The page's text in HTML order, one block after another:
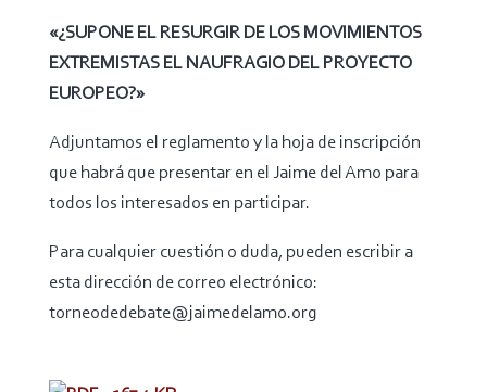
«¿SUPONE EL RESURGIR DE LOS MOVIMIENTOS
EXTREMISTAS EL NAUFRAGIO DEL PROYECTO
EUROPEO?»
Adjuntamos el reglamento y la hoja de inscripción
que habrá que presentar en el Jaime del Amo para
todos los interesados en participar.
Para cualquier cuestión o duda, pueden escribir a
esta dirección de correo electrónico:
torneodedebate@jaimedelamo.org